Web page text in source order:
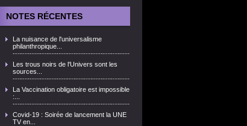
NOTES RÉCENTES
La nuisance de l'universalisme
philanthropique...
Les trous noirs de l'Univers sont les
sources...
La Vaccination obligatoire est impossible
:...
Covid-19 : Soirée de lancement la UNE
TV en...